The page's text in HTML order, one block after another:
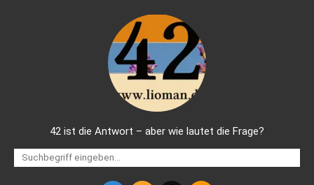
42 ist die Antwort – aber wie lautet die Frage?